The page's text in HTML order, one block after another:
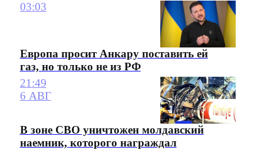
03:03
Европа просит Анкару поставить ей
газ, но только не из РФ
21:49
6 АВГ
В зоне СВО уничтожен молдавский
наемник, которого награждал